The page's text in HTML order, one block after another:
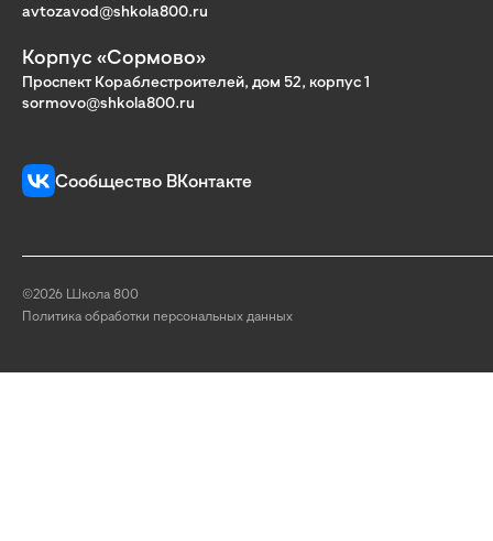
avtozavod@shkola800.ru
Корпус «Сормово»
Проспект Кораблестроителей, дом 52, корпус 1
sormovo@shkola800.ru
Сообщество ВКонтакте
©2026 Школа 800
Политика обработки персональных данных